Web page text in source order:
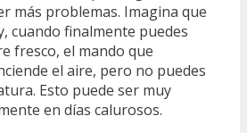
más problemas. Imagina que
cuando finalmente puedes
fresco, el mando que
el aire, pero no puedes
Esto puede ser muy
en días calurosos.